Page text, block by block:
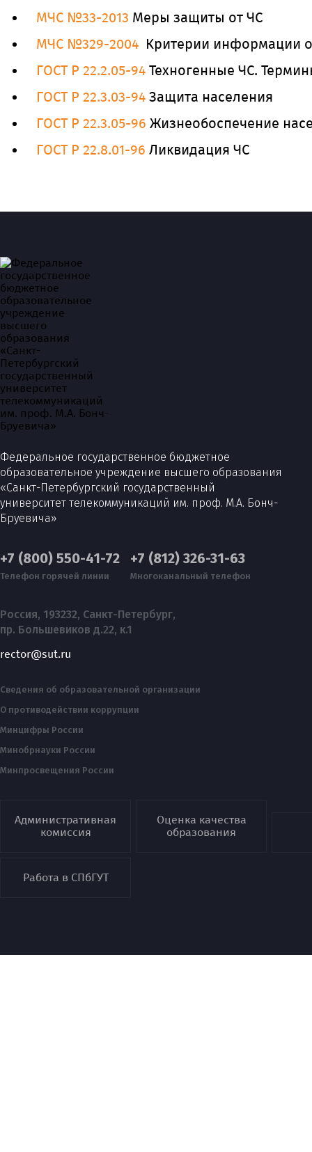
МЧС №33-2013 Меры защиты от ЧС
МЧС №329-2004 Критерии информации
ГОСТ Р 22.2.05-94 Техногенные ЧС.
ГОСТ Р 22.3.03-94 Защита населения
ГОСТ Р 22.3.05-96 Жизнеобоспечение
ГОСТ Р 22.8.01-96 Ликвидация ЧС
Федеральное государственное бюджетное
образовательное учреждение высшего образования
«Санкт-Петербургский государственный
университет телекоммуникаций им. проф. М.А. Бонч-
Бруевича»
+7 (800) 550-41-72
Телефон горячей линии
+7 (812) 326-31-63
Многоканальный телефон
Россия, 193232, Санкт-Петербург,
пр. Большевиков д.22, к.1
rector@sut.ru
Сведения об образовательной организации
О противодействии коррупции
Минцифры России
Минобрнауки России
Минпросвещения России
Административная
комиссия
Оценка качества
образования
Работа в СПбГУТ